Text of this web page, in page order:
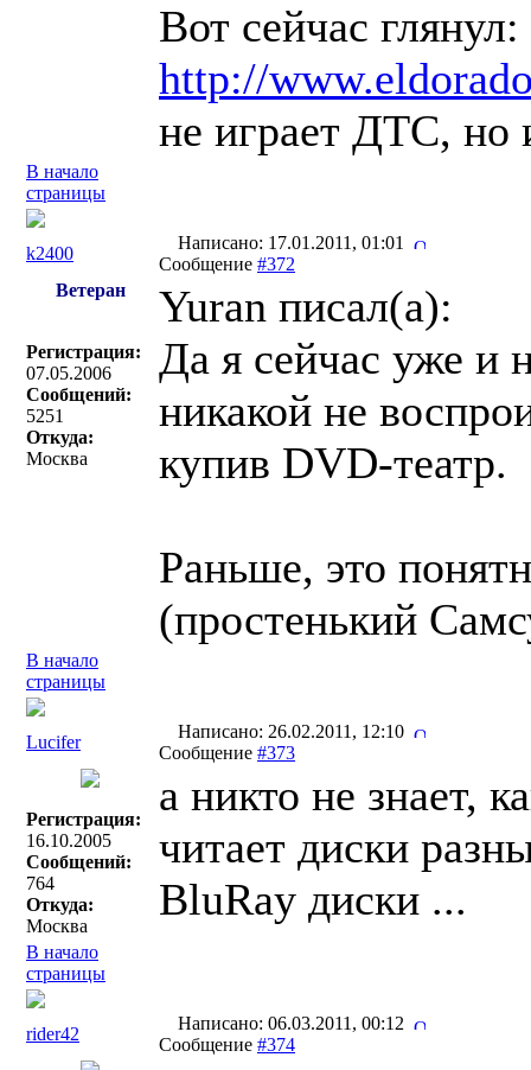
Вот сейчас
http://
не играет ДТС, но
В начало
страницы
k2400
Написано: 17.01.2011, 01:01
Сообщение #372
Ветеран
Регистрация:
07.05.2006
Сообщений:
5251
Откуда:
Москва
Yuran писал(a):
Да я сейчас уже и
никакой не
купив DVD-театр.
Раньше, это
(простенький
В начало
страницы
Lucifer
Написано: 26.02.2011, 12:10
Сообщение #373
Регистрация:
16.10.2005
Сообщений:
764
Откуда:
Москва
а никто не знает,
читает диски
BluRay диски ...
В начало
страницы
rider42
Написано: 06.03.2011, 00:12
Сообщение #374